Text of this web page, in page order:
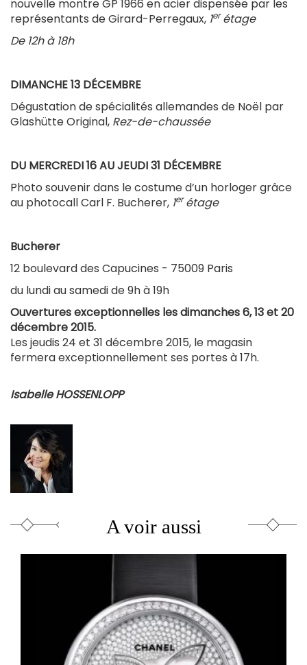
nouvelle montre GP 1966 en acier dispensée par les
représentants de Girard-Perregaux, 1erétage
De 12h à 18h
DIMANCHE 13 DÉCEMBRE
Dégustation de spécialités allemandes de Noël par
Glashütte Original, Rez-de-chaussée
DU MERCREDI 16 AU JEUDI 31 DÉCEMBRE
Photo souvenir dans le costume d’un horloger grâce
au photocall Carl F. Bucherer, 1erétage
Bucherer
12 boulevard des Capucines - 75009 Paris
du lundi au samedi de 9h à 19h
Ouvertures exceptionnelles les dimanches 6, 13 et 20
décembre 2015.
Les jeudis 24 et 31 décembre 2015, le magasin
fermera exceptionnellement ses portes à 17h.
Isabelle HOSSENLOPP
A voir aussi